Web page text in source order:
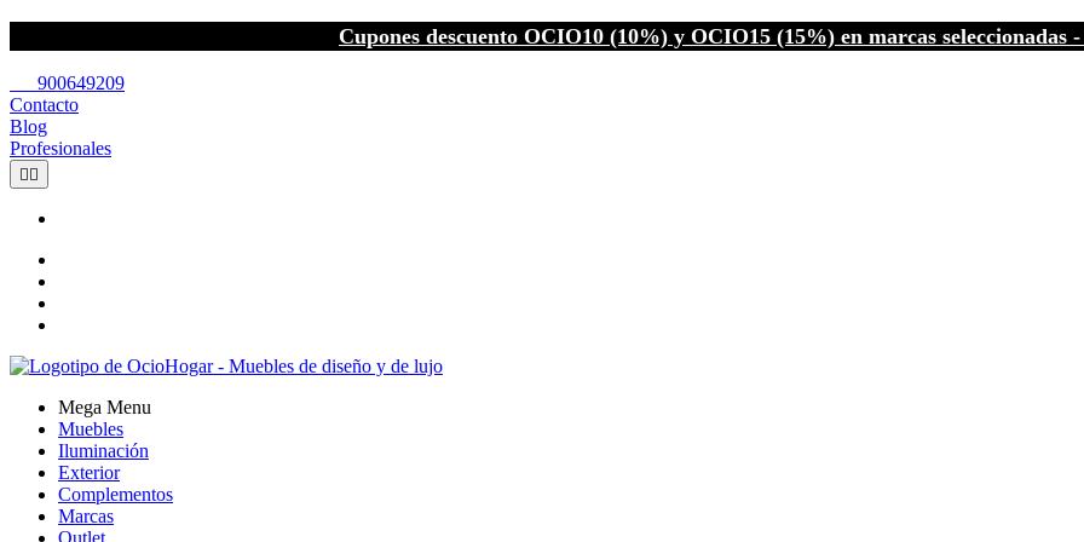
Cupones descuento OCIO10 (10%) y OCIO15 (15%) en marcas seleccionadas
900649209
Contacto
Blog
Profesionales
 
Mega Menu
Muebles
Iluminación
Exterior
Complementos
Marcas
Outlet